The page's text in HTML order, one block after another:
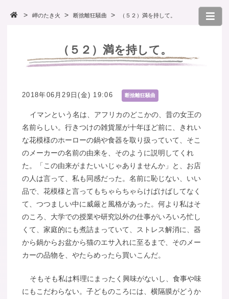
岬のたき火 断捨離狂騒曲 （５２）満を持して。
（５２）満を持して。
2018年06月29日(金) 19:06 断捨離狂騒曲
イマンという名は、アフリカのどこかの、昔の女王の
名前らしい。行きつけの雑貨屋が十年ほど前に、きれい
な花模様のホーローの鍋や食器を取り扱っていて、そこ
のメーカーの名前の由来を、そのように説明してくれ
た。「この由来がまたいいじゃありませんか」と、お店
の人は言って、私も同感だった。名前に恥じない、いい
品で、花模様と言ってもちゃらちゃらけばけばしてなく
て、つつましい中に威厳と風格があった。何より私はそ
のころ、大学での授業や研究以外の仕事がいろいろ忙し
くて、家庭的にも煮詰まっていて、ストレス解消に、器
から鍋からお盆から猫のエサ入れに至るまで、そのメー
カーの品物を、やたらめったら買いこんだ。
そもそも私は料理にまったく興味がないし、食事や味
にもこだわらない。子どものころには、横隔膜がどうか